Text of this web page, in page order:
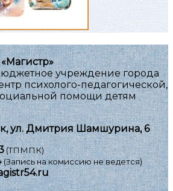
учреждение города
психолого-педагогической,
помощи детям
ул. Дмитрия Шамшурина, 6
(ТПМПК)
(Запись на комиссию не ведется)